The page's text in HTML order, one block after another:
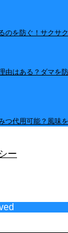
のを防ぐ！サクサ
由はある？ダマを
つ代用可能？風味
ー